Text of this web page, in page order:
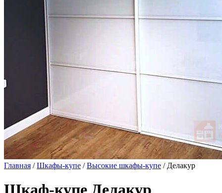
Главная /Шкафы-купе /Высокие шкафы-купе / Делакур